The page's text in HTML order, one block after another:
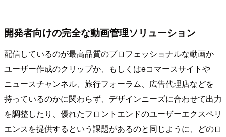
開発者向けの完全な動画管理ソリューション
配信しているのが最高品質のプロフェッショナルな動画か
ユーザー作成のクリップか、もしくはeコマースサイトや
ニュースチャンネル、旅行フォーラム、広告代理店などを
持っているのかに関わらず、デザインニーズに合わせて出力
を調整したり、優れたフロントエンドのユーザーエクスペリ
エンスを提供するという課題があるのと同じように、どのロ